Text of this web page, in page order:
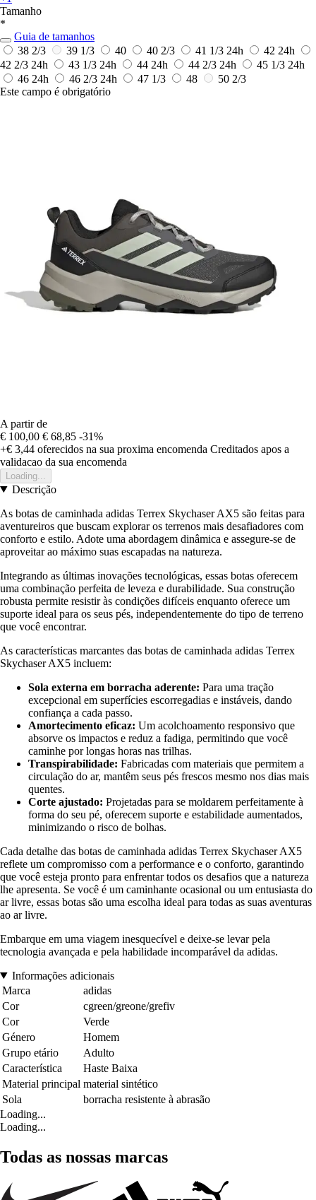
Tamanho
*
Guia de tamanhos
38 2/3
39 1/3 40 40 2/3 41 1/3 24h 42 24h
42 2/3 24h 43 1/3 24h 44 24h 44 2/3 24h 45 1/3 24h
46 24h 46 2/3 24h 47 1/3 48
50 2/3
Este campo é obrigatório
A partir de
€ 100,00 € 68,85 -31%
+€ 3,44 oferecidos na sua proxima encomenda Creditados apos a
validacao da sua encomenda
Loading...
Descrição
As botas de caminhada adidas Terrex Skychaser AX5 são feitas para
aventureiros que buscam explorar os terrenos mais desafiadores com
conforto e estilo. Adote uma abordagem dinâmica e assegure-se de
aproveitar ao máximo suas escapadas na natureza.
Integrando as últimas inovações tecnológicas, essas botas oferecem
uma combinação perfeita de leveza e durabilidade. Sua construção
robusta permite resistir às condições difíceis enquanto oferece um
suporte ideal para os seus pés, independentemente do tipo de terreno
que você encontrar.
As características marcantes das botas de caminhada adidas Terrex
Skychaser AX5 incluem:
Sola externa em borracha aderente: Para uma tração
excepcional em superfícies escorregadias e instáveis, dando
confiança a cada passo.
Amortecimento eficaz: Um acolchoamento responsivo que
absorve os impactos e reduz a fadiga, permitindo que você
caminhe por longas horas nas trilhas.
Transpirabilidade: Fabricadas com materiais que permitem a
circulação do ar, mantêm seus pés frescos mesmo nos dias mais
quentes.
Corte ajustado: Projetadas para se moldarem perfeitamente à
forma do seu pé, oferecem suporte e estabilidade aumentados,
minimizando o risco de bolhas.
Cada detalhe das botas de caminhada adidas Terrex Skychaser AX5
reflete um compromisso com a performance e o conforto, garantindo
que você esteja pronto para enfrentar todos os desafios que a natureza
lhe apresenta. Se você é um caminhante ocasional ou um entusiasta do
ar livre, essas botas são uma escolha ideal para todas as suas aventuras
ao ar livre.
Embarque em uma viagem inesquecível e deixe-se levar pela
tecnologia avançada e pela habilidade incomparável da adidas.
Informações adicionais
Marca
adidas
Cor
cgreen/greone/grefiv
Cor
Verde
Género
Homem
Grupo etário
Adulto
Característica
Haste Baixa
Material principal material sintético
Sola
borracha resistente à abrasão
Loading...
Loading...
Todas as nossas marcas